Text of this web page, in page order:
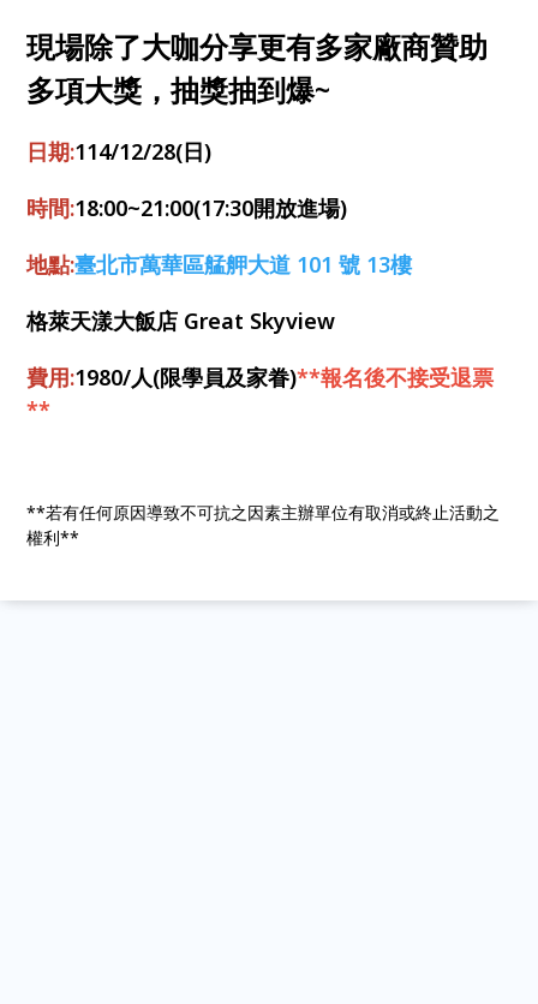
現場除了大咖分享更有多家廠商贊助
多項大獎，抽獎抽到爆~
日期:114/12/28(日)
時間:18:00~21:00(17:30開放進場)
地點:臺北市萬華區艋舺大道 101 號 13樓
格萊天漾大飯店 Great Skyview
費用:1980/人(限學員及家眷)**報名後不接受退票
**
**若有任何原因導致不可抗之因素主辦單位有取消或終止活動之
權利**